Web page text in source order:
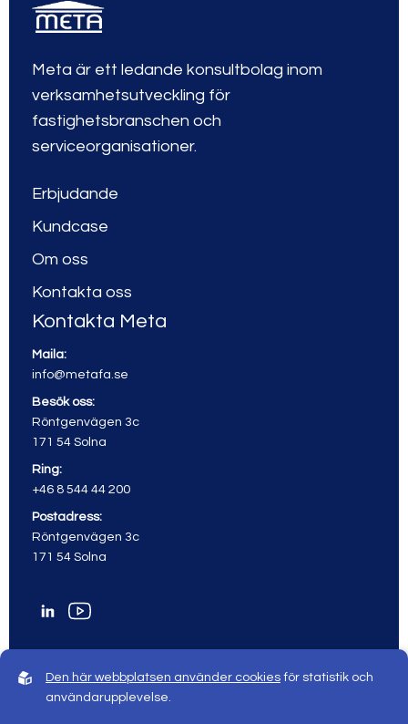
Meta är ett ledande konsultbolag inom
verksamhetsutveckling för
fastighetsbranschen och
serviceorganisationer.
Erbjudande
Kundcase
Om oss
Kontakta oss
Kontakta Meta
Maila:
info@metafa.se
Besök oss:
Röntgenvägen 3c
171 54 Solna
Ring:
+46 8 544 44 200
Postadress:
Röntgenvägen 3c
171 54 Solna
© 2026 Meta All rights reserved
Den här webbplatsen använder cookies för statistik och
användarupplevelse.